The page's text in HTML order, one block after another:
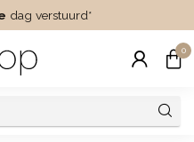
dag verstuurd*
0